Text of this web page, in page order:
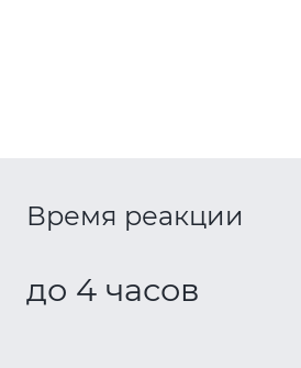
Время реакции
до 4 часов